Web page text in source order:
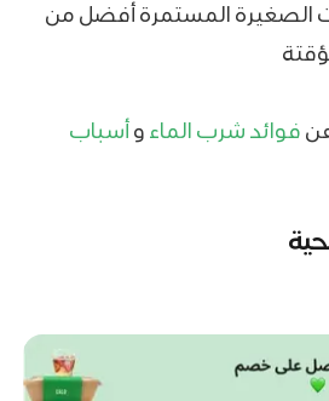
الصغيرة المستمرة أفضل من
فوائد شرب الماء وأسباب